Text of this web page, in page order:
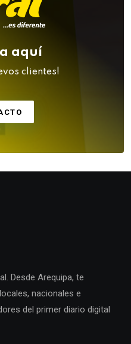
aquí
clientes!
Desde Arequipa, te
nacionales e
del primer diario digital